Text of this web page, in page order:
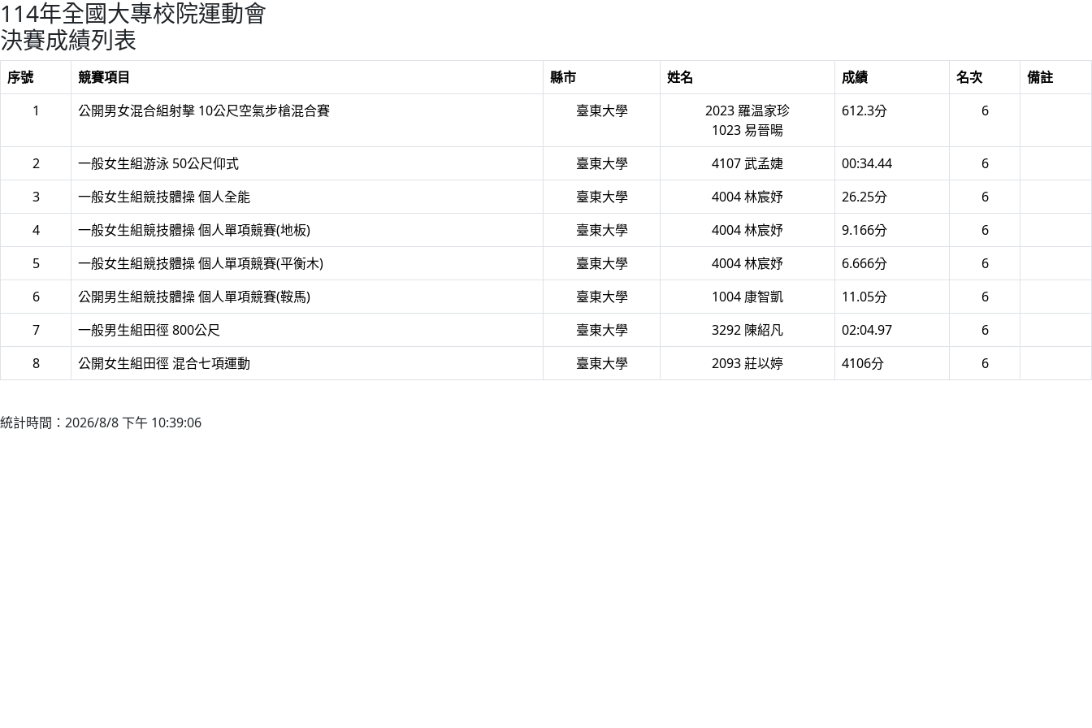
114年全國大專校院運動會
決賽成績列表
序號 競賽項目 縣市 姓名 成績 名次
備註
1
公開男女混合組射擊 10公尺空氣步槍混合賽 臺東大學
2023 羅温家珍
1023 易晉暘
612.3分 6
2 一般女生組游泳 50公尺仰式 臺東大學 4107 武孟婕 00:34.44
6
3
一般女生組競技體操 個人全能 臺東大學 4004 林宸妤 26.25分
6
4
一般女生組競技體操 個人單項競賽(地板) 臺東大學 4004 林宸妤 9.166分
6
5
一般女生組競技體操 個人單項競賽(平衡木) 臺東大學 4004 林宸妤 6.666分
6
6
公開男生組競技體操 個人單項競賽(鞍馬) 臺東大學 1004 康智凱 11.05分
6
7
一般男生組田徑 800公尺 臺東大學 3292 陳紹凡 02:04.97
6
8
公開女生組田徑 混合七項運動 臺東大學 2093 莊以婷 4106分 6
統計時間：2026/8/8 下午 10:39:06